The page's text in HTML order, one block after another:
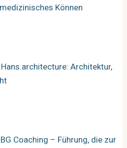
Können
Architektur,
Coaching – Führung, die zur